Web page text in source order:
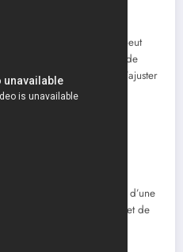
reprendre son rythme,
d’un thème à l’autre peut
mais aussi révéler de
d’écouter activement et d’ajuster
de votre date.
du langage
influencer l’ambiance d’une
gestes, de votre posture et de
la connexion avec votre